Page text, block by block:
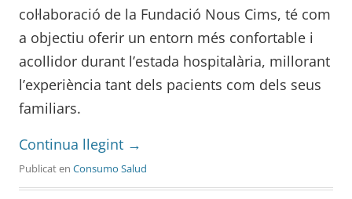
col·laboració de la Fundació Nous Cims, té com
a objectiu oferir un entorn més confortable i
acollidor durant l’estada hospitalària, millorant
l’experiència tant dels pacients com dels seus
familiars.
Continua llegint →
Publicat en Consumo Salud